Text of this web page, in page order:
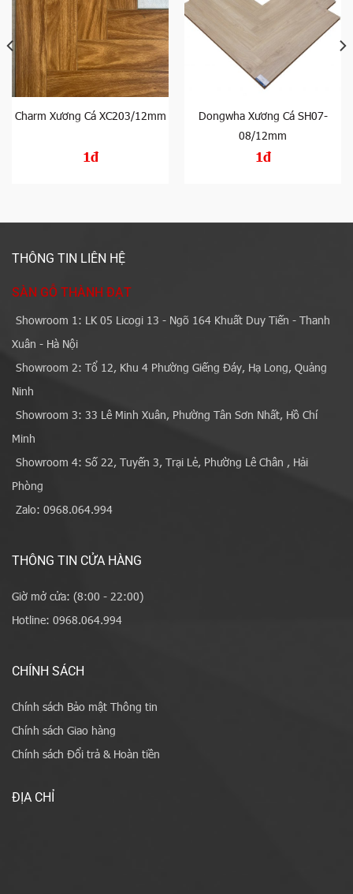
Charm Xương Cá XC203/12mm
1đ
Dongwha Xương Cá SH07-
08/12mm
1đ
THÔNG TIN LIÊN HỆ
SÀN GỖ THÀNH ĐẠT
Showroom 1: LK 05 Licogi 13 - Ngõ 164 Khuất Duy Tiến - Thanh
Xuân - Hà Nội
Showroom 2: Tổ 12, Khu 4 Phường Giếng Đáy, Hạ Long, Quảng
Ninh
Showroom 3: 33 Lê Minh Xuân, Phường Tân Sơn Nhất, Hồ Chí
Minh
Showroom 4: Số 22, Tuyến 3, Trại Lẻ, Phường Lê Chân , Hải
Phòng
Zalo: 0968.064.994
THÔNG TIN CỬA HÀNG
Giờ mở cửa: (8:00 - 22:00)
Hotline: 0968.064.994
CHÍNH SÁCH
Chính sách Bảo mật Thông tin
Chính sách Giao hàng
Chính sách Đổi trả & Hoàn tiền
ĐỊA CHỈ